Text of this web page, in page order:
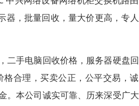
器，批量回收，量大价更高，专
二手电脑回收价格，服务器硬盘
合理，买卖公正，公平交易，
。本公司诚实可靠、历来深受广